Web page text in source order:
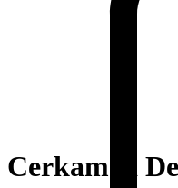
Cerkamed